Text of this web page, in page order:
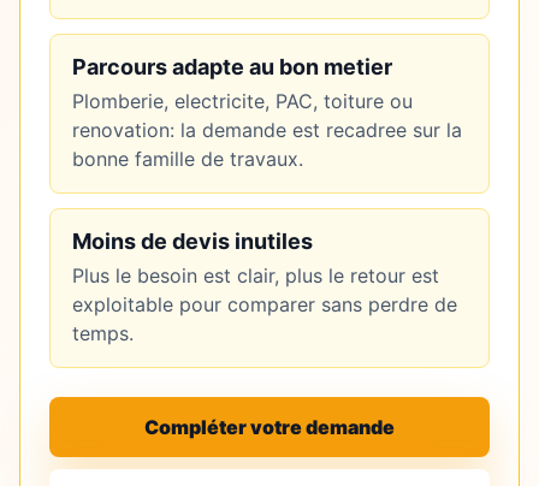
Parcours adapte au bon metier
Plomberie, electricite, PAC, toiture ou
renovation: la demande est recadree sur la
bonne famille de travaux.
Moins de devis inutiles
Plus le besoin est clair, plus le retour est
exploitable pour comparer sans perdre de
temps.
Compléter votre demande